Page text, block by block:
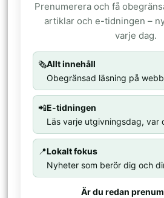
Prenumerera och få
artiklar och e-tidningen –
varje dag.
🗞️Allt innehåll
Obegränsad läsning på
📲E-tidningen
Läs varje utgivningsdag, var
📍Lokalt fokus
Nyheter som berör dig och
Är du redan